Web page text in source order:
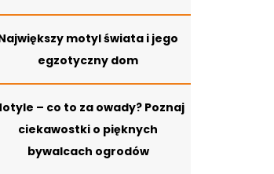
motyl świata i jego
egzotyczny dom
– co to za owady? Poznaj
ciekawostki o pięknych
bywalcach ogrodów